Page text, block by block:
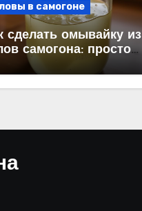
в самогоне
сделать омывайку из
самогона: простой
рецепт